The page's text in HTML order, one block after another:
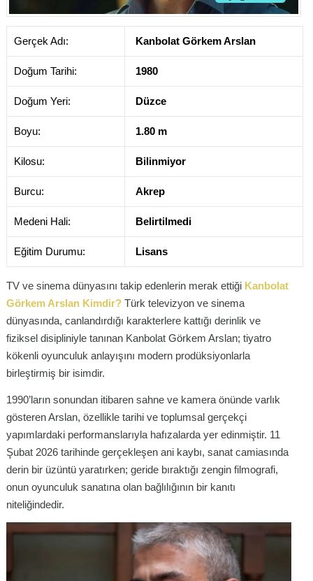
Gerçek Adı: Kanbolat Görkem Arslan
Doğum Tarihi: 1980
Doğum Yeri: Düzce
Boyu: 1.80 m
Kilosu: Bilinmiyor
Burcu: Akrep
Medeni Hali: Belirtilmedi
Eğitim Durumu: Lisans
TV ve sinema dünyasını takip edenlerin merak ettiği Kanbolat
Görkem Arslan Kimdir? Türk televizyon ve sinema
dünyasında, canlandırdığı karakterlere kattığı derinlik ve
fiziksel disipliniyle tanınan Kanbolat Görkem Arslan; tiyatro
kökenli oyunculuk anlayışını modern prodüksiyonlarla
birleştirmiş bir isimdir.
1990’ların sonundan itibaren sahne ve kamera önünde varlık
gösteren Arslan, özellikle tarihi ve toplumsal gerçekçi
yapımlardaki performanslarıyla hafızalarda yer edinmiştir. 11
Şubat 2026 tarihinde gerçekleşen ani kaybı, sanat camiasında
derin bir üzüntü yaratırken; geride bıraktığı zengin filmografi,
onun oyunculuk sanatına olan bağlılığının bir kanıtı
niteliğindedir.